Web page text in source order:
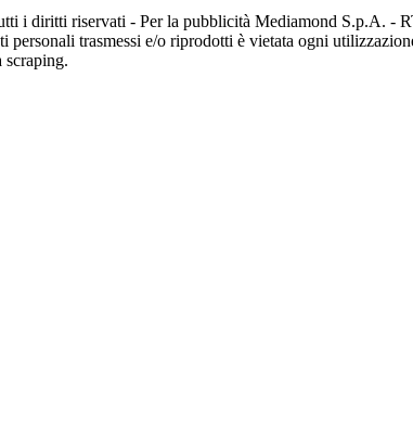
i diritti riservati - Per la pubblicità Mediamond S.p.A. -
personali trasmessi e/o riprodotti è vietata ogni
scraping.